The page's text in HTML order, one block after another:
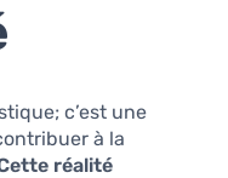
c’est une
à la
réalité